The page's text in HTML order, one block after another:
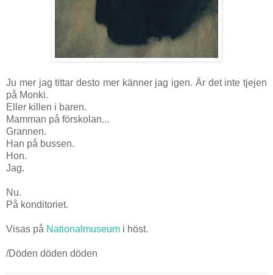
Ju mer jag tittar desto mer känner jag igen. Är det inte tjejen
på Monki.
Eller killen i baren.
Mamman på förskolan...
Grannen.
Han på bussen.
Hon.
Jag.
Nu.
På konditoriet.
Visas på Nationalmuseum i höst.
/Döden döden döden